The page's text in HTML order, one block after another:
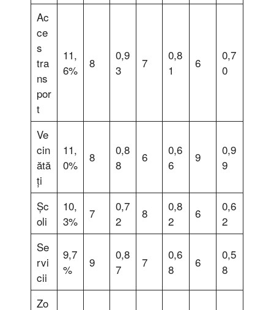
Ac
ce
s
tra
ns
por
t
11,
6%
8
0,9
3
7
0,8
1
6
0,7
0
Ve
cin
ătă
ți
11,
0%
8
0,8
8
6
0,6
6
9
0,9
9
Șc
oli
10,
3%
7
0,7
2
8
0,8
2
6
0,6
2
Se
rvi
cii
9,7
%
9
0,8
7
7
0,6
8
6
0,5
8
Zo